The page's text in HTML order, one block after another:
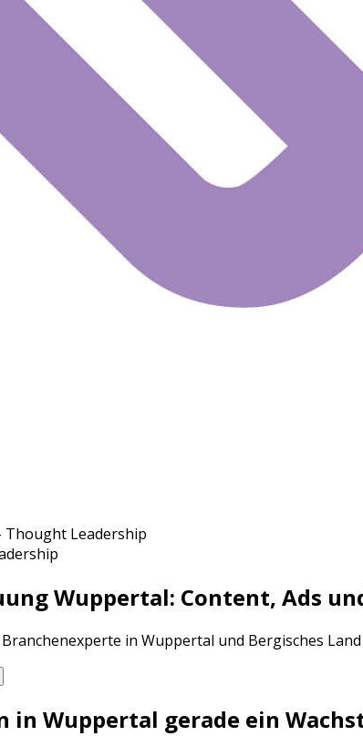
Thought Leadership
Wuppertal: Content, Ads
in Wuppertal und Bergisches
in Wuppertal gerade ein